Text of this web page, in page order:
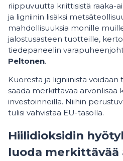
riippuvuutta kriittisistä raaka-
ja ligniinin lisäksi
mahdollisuuksia monille
jalostusasteen tuotteille,
tiedepaneelin
Peltonen.
Kuoresta ja ligniinistä
saada merkittävää arvonlisää
investoinneilla. Niihin
tulisi vahvistaa EU-tasolla.
Hiilidioksidin
luoda merkittävää